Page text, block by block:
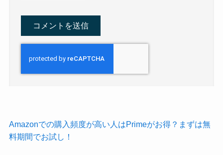
Amazonでの購入頻度が高い人はPrimeがお得？まずは無
料期間でお試し！